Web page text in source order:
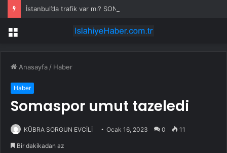
Menü
Anasayfa / Haber
Haber
Somaspor umut tazeledi
KÜBRA SORGUN EVCİLİ Ocak 16, 2023 0 11
Bir dakikadan az